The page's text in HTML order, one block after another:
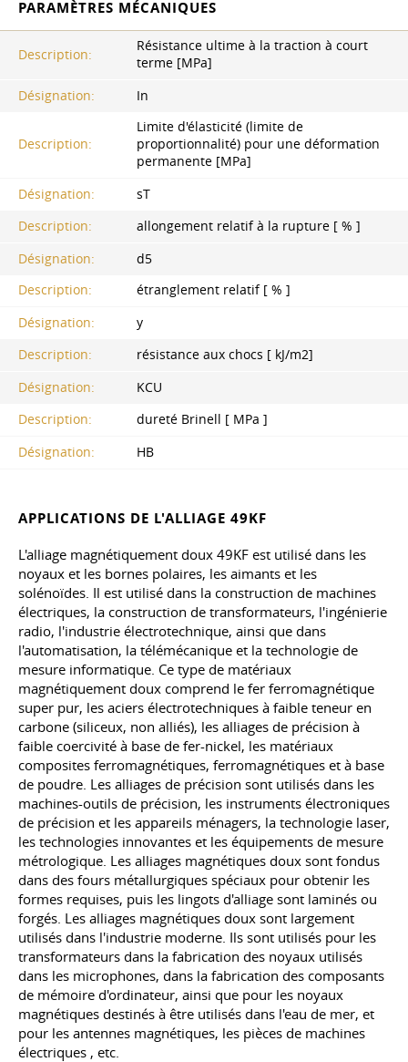
PARAMÈTRES MÉCANIQUES
Description:
Résistance ultime à la traction à court
terme [MPa]
Désignation:
In
Description:
Limite d'élasticité (limite de
proportionnalité) pour une déformation
permanente [MPa]
Désignation:
sT
Description:
allongement relatif à la rupture [ % ]
Désignation:
d5
Description:
étranglement relatif [ % ]
Désignation:
y
Description:
résistance aux chocs [ kJ/m2]
Désignation:
KCU
Description:
dureté Brinell [ MPa ]
Désignation:
HB
APPLICATIONS DE L'ALLIAGE 49KF
L'alliage magnétiquement doux 49KF est utilisé dans les
noyaux et les bornes polaires, les aimants et les
solénoïdes. Il est utilisé dans la construction de machines
électriques, la construction de transformateurs, l'ingénierie
radio, l'industrie électrotechnique, ainsi que dans
l'automatisation, la télémécanique et la technologie de
mesure informatique. Ce type de matériaux
magnétiquement doux comprend le fer ferromagnétique
super pur, les aciers électrotechniques à faible teneur en
carbone (siliceux, non alliés), les alliages de précision à
faible coercivité à base de fer-nickel, les matériaux
composites ferromagnétiques, ferromagnétiques et à base
de poudre. Les alliages de précision sont utilisés dans les
machines-outils de précision, les instruments électroniques
de précision et les appareils ménagers, la technologie laser,
les technologies innovantes et les équipements de mesure
métrologique. Les alliages magnétiques doux sont fondus
dans des fours métallurgiques spéciaux pour obtenir les
formes requises, puis les lingots d'alliage sont laminés ou
forgés. Les alliages magnétiques doux sont largement
utilisés dans l'industrie moderne. Ils sont utilisés pour les
transformateurs dans la fabrication des noyaux utilisés
dans les microphones, dans la fabrication des composants
de mémoire d'ordinateur, ainsi que pour les noyaux
magnétiques destinés à être utilisés dans l'eau de mer, et
pour les antennes magnétiques, les pièces de machines
électriques , etc